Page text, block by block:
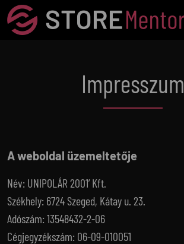
Ugrás
tartalomhoz
Impresszum
A weboldal üzemeltetője
Név: UNIPOLÁR 2001’ Kft.
Székhely: 6724 Szeged, Kátay u. 23.
Adószám: 13548432-2-06
Cégjegyzékszám: 06-09-010051